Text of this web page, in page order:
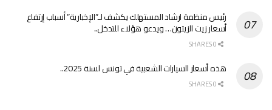
رئيس منظمة ارشاد المستهلك يكشف لـ”الإخبارية” أسباب إرتفاع
أسعار زيت الزيتون… ويدعو هؤلاء للتدخل..
هذه أسعار السيارات الشعبية في تونس لسنة 2025..